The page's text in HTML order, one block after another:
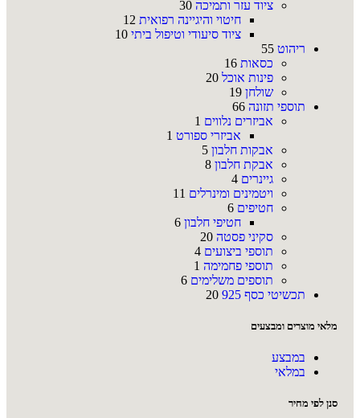
ציוד עזר ותמיכה 30
חיטוי והיגיינה רפואית 12
ציוד סיעודי וטיפול ביתי 10
ריהוט 55
כסאות 16
פינות אוכל 20
שולחן 19
תוספי תזונה 66
אביזרים נלווים 1
אביזרי ספורט 1
אבקות חלבון 5
אבקת חלבון 8
גיינרים 4
ויטמינים ומינרלים 11
חטיפים 6
חטיפי חלבון 6
סקיני פסטה 20
תוספי ביצועים 4
תוספי פחמימה 1
תוספים משלימים 6
תכשיטי כסף 925
20
מלאי מוצרים ומבצעים
במבצע
במלאי
סנן לפי מחיר